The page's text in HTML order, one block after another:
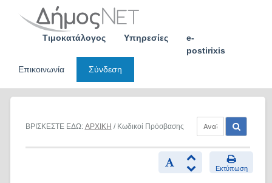
Τιμοκατάλογος Υπηρεσίες
e-
postirixis
Επικοινωνία
Σύνδεση
ΒΡΙΣΚΕΣΤΕ ΕΔΩ: ΑΡΧΙΚΗ / Κωδικοί Πρόσβασης
Εκτύπωση